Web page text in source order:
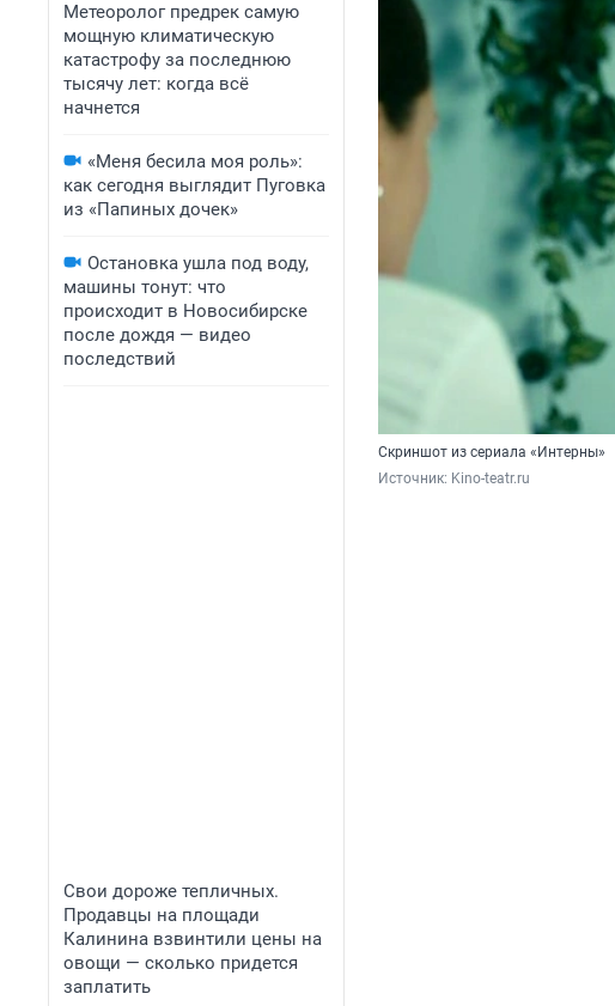
Метеоролог предрек самую
мощную климатическую
катастрофу за последнюю
тысячу лет: когда всё
начнется
«Меня бесила моя роль»:
как сегодня выглядит Пуговка
из «Папиных дочек»
Остановка ушла под воду,
машины тонут: что
происходит в Новосибирске
после дождя — видео
последствий
Свои дороже тепличных.
Продавцы на площади
Калинина взвинтили цены на
овощи — сколько придется
заплатить
Скриншот из сериала «Интерны»
Источник: Kino-teatr.ru